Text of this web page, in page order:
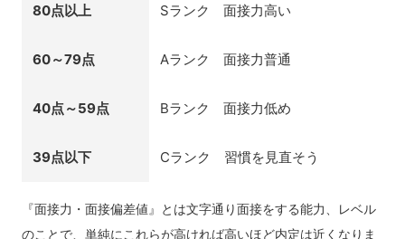
80点以上 Sランク 面接力高い
60～79点 Aランク 面接力普通
40点～59点 Bランク 面接力低め
39点以下 Cランク 習慣を見直そう
『面接力・面接偏差値』とは文字通り面接をする能力、レベル
のことで、単純にこれらが高ければ高いほど内定は近くなりま